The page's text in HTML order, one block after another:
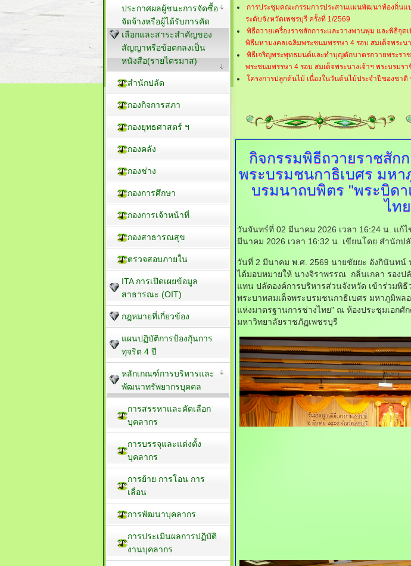
การประชุมคณะกรรมการประสานแผนพัฒนาท้องถิ่น
ระดับจังหวัดเพชรบุรี ครั้งที่ 1/2569
พิธีถวายเครื่องราชสักการะและวางพานพุ่ม และพิธีจุด
พิธีมหามงคลเฉลิมพระชนมพรรษา 4 รอบ สมเด็จพระน
พิธีเจริญพระพุทธมนต์และทำบุญตักบาตรถวายพระรา
พระชนมพรรษา 4 รอบ สมเด็จพระนางเจ้าฯ พระบรมร
โครงการปลูกต้นไม้ เนื่องในวันต้นไม้ประจำปีของชาติ
กิจกรรมพิธีถวายราชสัก
พระบรมชนกาธิเบศร มห
บรมนาถบพิตร "พระบิด
ไท
วันจันทร์ที่ 02 มีนาคม 2026 เวลา 16:24 น. แก้
มีนาคม 2026 เวลา 16:32 น. เขียนโดย สำนักป
วันที่ 2 มีนาคม พ.ศ. 2569 นายชัยยะ อังกินันทน์
ได้มอบหมายให้ นางจิราพรรณ กลิ่นเกลา รองป
แทน ปลัดองค์การบริหารส่วนจังหวัด เข้าร่วมพิธี
พระบาทสมเด็จพระบรมชนกาธิเบศร มหาภูมิพ
แห่งมาตรฐานการช่างไทย" ณ ห้องประชุมเอกศั
มหาวิทยาลัยราชภัฏเพชรบุรี
ประกาศผลผู้ชนะการจัดซื้อ
จัดจ้างหรือผู้ได้รับการคัด
เลือกและสาระสำคัญของ
สัญญาหรือข้อตกลงเป็น
หนังสือ(รายไตรมาส)
สำนักปลัด
กองกิจการสภา
กองยุทธศาสตร์ ฯ
กองคลัง
กองช่าง
กองการศึกษา
กองการเจ้าหน้าที่
กองสาธารณสุข
ตรวจสอบภายใน
ITA การเปิดเผยข้อมูล
สาธารณะ (OIT)
กฎหมายที่เกี่ยวข้อง
แผนปฏิบัติการป้องกัุนการ
ทุจริต 4 ปี
หลักเกณฑ์การบริหารและ
พัฒนาทรัพยากรบุคคล
การสรรหาและคัดเลือก
บุคลากร
การบรรจุและแต่งตั้ง
บุคลากร
การย้าย การโอน การ
เลื่อน
การพัฒนาบุคลากร
การประเมินผลการปฏิบัติ
งานบุคลากร